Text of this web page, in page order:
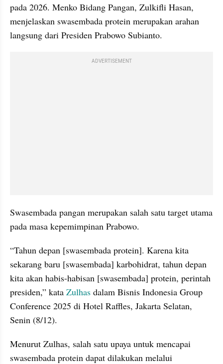
pada 2026. Menko Bidang Pangan, Zulkifli Hasan,
menjelaskan swasembada protein merupakan arahan
langsung dari Presiden Prabowo Subianto.
ADVERTISEMENT
Swasembada pangan merupakan salah satu target utama
pada masa kepemimpinan Prabowo.
“Tahun depan [swasembada protein]. Karena kita
sekarang baru [swasembada] karbohidrat, tahun depan
kita akan habis-habisan [swasembada] protein, perintah
presiden,” kata Zulhas dalam Bisnis Indonesia Group
Conference 2025 di Hotel Raffles, Jakarta Selatan,
Senin (8/12).
Menurut Zulhas, salah satu upaya untuk mencapai
swasembada protein dapat dilakukan melalui